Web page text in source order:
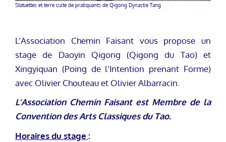
Statuettes et terre cuite de pratiquants de Qigong Dynastie Tang
L’Association Chemin Faisant vous propose un
stage de Daoyin Qigong (Qigong du Tao) et
Xingyiquan (Poing de l’Intention prenant Forme)
avec Olivier Chouteau et Olivier Albarracin.
L’Association Chemin Faisant est Membre de la
Convention des Arts Classiques du Tao.
Horaires du stage :